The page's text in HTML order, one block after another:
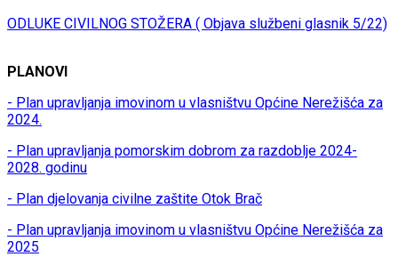
ODLUKE CIVILNOG STOŽERA ( Objava službeni glasnik 5/22)
PLANOVI
- Plan upravljanja imovinom u vlasništvu Općine Nerežišća za
2024.
- Plan upravljanja pomorskim dobrom za razdoblje 2024-
2028. godinu
- Plan djelovanja civilne zaštite Otok Brač
- Plan upravljanja imovinom u vlasništvu Općine Nerežišća za
2025